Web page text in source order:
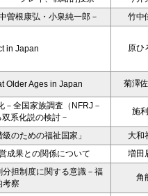
曽根康弘・小泉純一郎－
竹中
in Japan 原ひ
Older Ages in Japan 菊澤
－全国家族調査（NFRJ－
系化説の検討－
施
のための福祉国家」
大和
成果との関係について
増田
担制度に関する意識－福
考察
角